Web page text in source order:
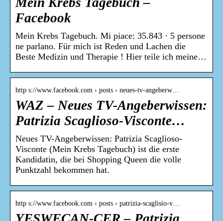
Facebook
Mein Krebs Tagebuch. Mi piace: 35.843 · 5 persone
ne parlano. Für mich ist Reden und Lachen die
Beste Medizin und Therapie ! Hier teile ich meine…
http s://www.facebook.com › posts › neues-tv-angeberw…
WAZ – Neues TV-Angeberwissen:
Patrizia Scaglioso-Visconte…
Neues TV-Angeberwissen: Patrizia Scaglioso-
Visconte (Mein Krebs Tagebuch) ist die erste
Kandidatin, die bei Shopping Queen die volle
Punktzahl bekommen hat.
http s://www.facebook.com › posts › patrizia-scaglisio-v…